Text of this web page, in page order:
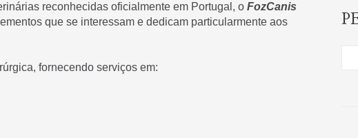
reconhecidas oficialmente em Portugal, o FozCanis
que se interessam e dedicam particularmente aos
fornecendo serviços em: